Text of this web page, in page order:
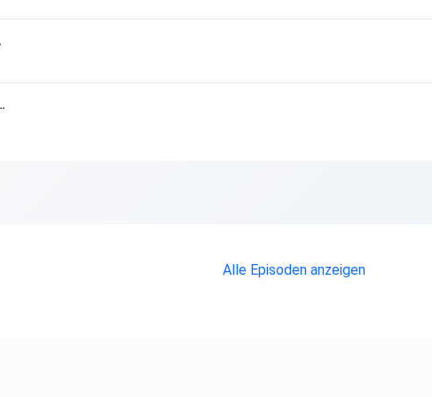
den Bau retten sollen
Alle Episoden anzeigen